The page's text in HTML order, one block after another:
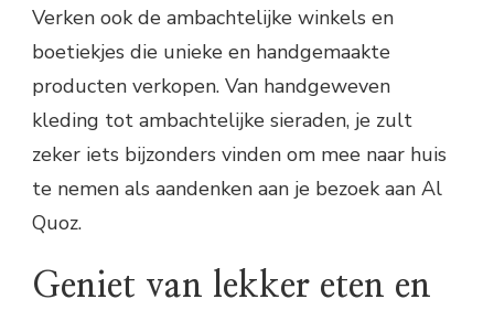
Verken ook de ambachtelijke winkels en
boetiekjes die unieke en handgemaakte
producten verkopen. Van handgeweven
kleding tot ambachtelijke sieraden, je zult
zeker iets bijzonders vinden om mee naar huis
te nemen als aandenken aan je bezoek aan Al
Quoz.
Geniet van lekker eten en